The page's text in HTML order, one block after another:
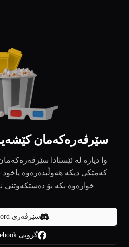
سێرڤەرەکەمان
وا دیارە لە ئێستادا
کەمێکی دیکە هەوڵبدەرەوە یاخود
خوارەوە بکە بۆ دەستکەوتنی
سێرڤەری Discord
گروپی Facebook